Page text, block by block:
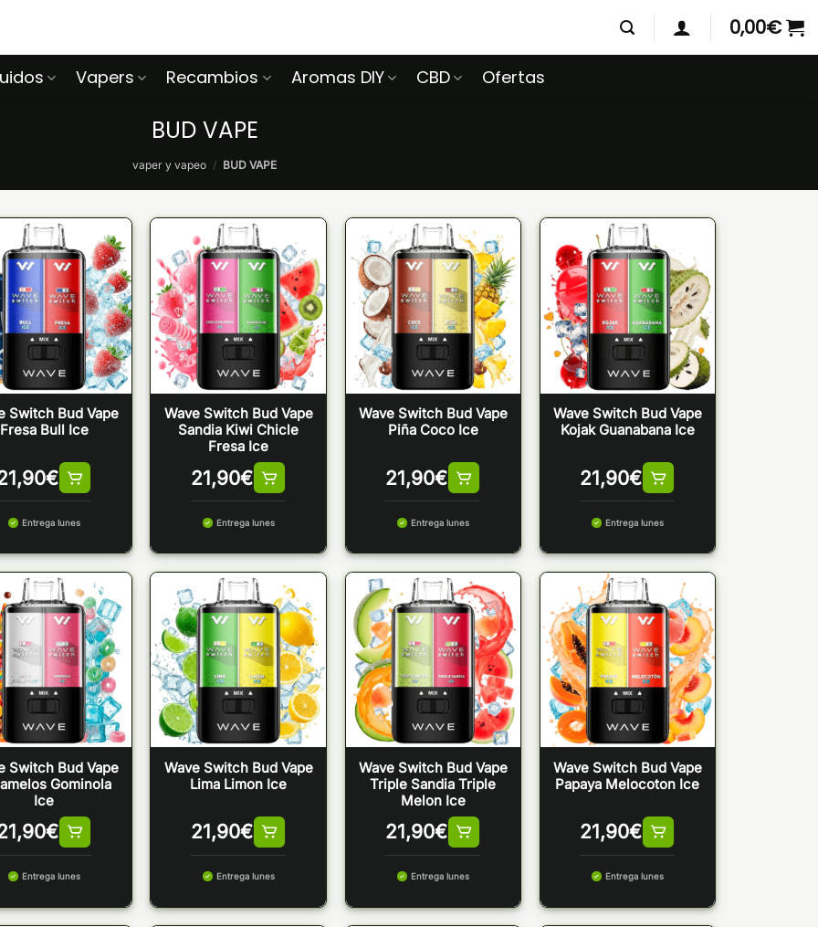
0,00€
Vapers Recambios Aromas DIY CBD Ofertas
BUD VAPE
vaper y vapeo / BUD VAPE
Switch Bud Vape
Fresa Bull Ice
€
Entrega lunes
Wave Switch Bud Vape
Sandia Kiwi Chicle
Fresa Ice
21,90€
Entrega lunes
Wave Switch Bud Vape
Piña Coco Ice
21,90€
Entrega lunes
Wave Switch Bud Vape
Kojak Guanabana Ice
21,90€
Entrega lunes
Switch Bud Vape
Gominola
Ice
€
Entrega lunes
Wave Switch Bud Vape
Lima Limon Ice
21,90€
Entrega lunes
Wave Switch Bud Vape
Triple Sandia Triple
Melon Ice
21,90€
Entrega lunes
Wave Switch Bud Vape
Papaya Melocoton Ice
21,90€
Entrega lunes